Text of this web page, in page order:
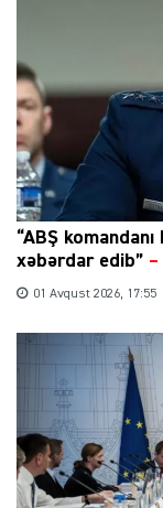
“ABŞ
xəbərdar edib” –
01 Avqust 2026, 17:55